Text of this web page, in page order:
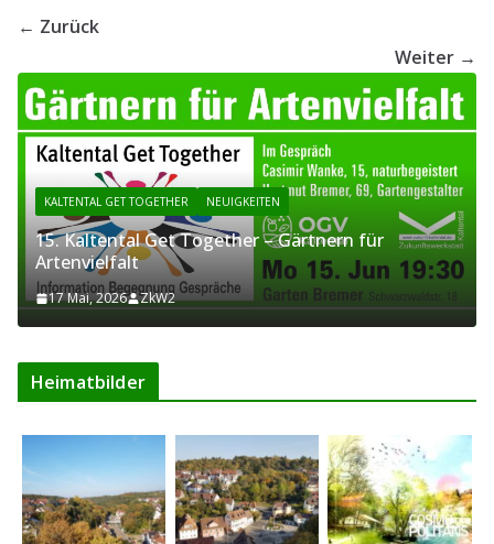
← Zurück
Weiter →
KALTENTAL GET TOGETHER NEUIGKEITEN
15. Kaltental Get Together – Gärtnern für
Artenvielfalt
17 Mai, 2026 ZkW2
Heimatbilder